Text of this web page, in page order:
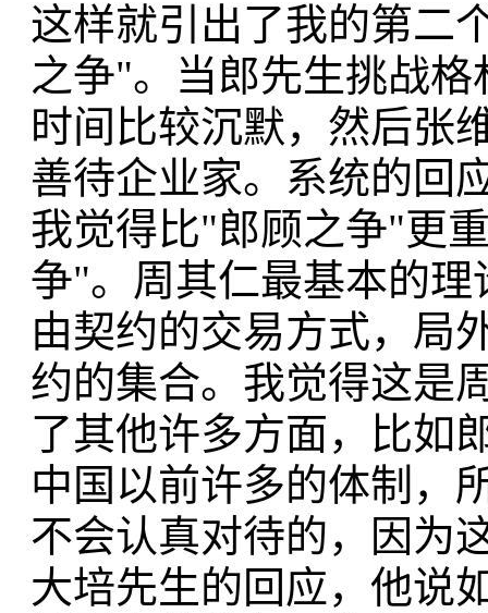
这样就引出了我的第二
之争"。当郎先生挑战
时间比较沉默，然后张
善待企业家。系统的回
我觉得比"郎顾之争"更
争"。周其仁最基本的
由契约的交易方式，局
约的集合。我觉得这是
了其他许多方面，比如
中国以前许多的体制，
不会认真对待的，因为
大培先生的回应，他说